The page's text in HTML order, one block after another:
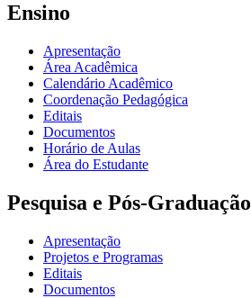
Ensino
Apresentação
Área Acadêmica
Calendário Acadêmico
Coordenação Pedagógica
Editais
Documentos
Horário de Aulas
Área do Estudante
Pesquisa e Pós-Graduação
Apresentação
Projetos e Programas
Editais
Documentos